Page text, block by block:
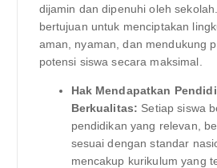
dijamin dan dipenuhi oleh
bertujuan untuk menciptakan
aman, nyaman, dan mendukung
potensi siswa secara maksimal.
Hak Mendapatkan
Berkualitas: Setiap siswa
pendidikan yang relevan,
sesuai dengan standar
mencakup kurikulum yang